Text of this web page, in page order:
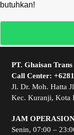
butuhkan!
PT. Ghaisan
Call Center:
Jl. Dr. Moh. Hatta
Kec. Kuranji, Kota
JAM
Senin, 07:00 –